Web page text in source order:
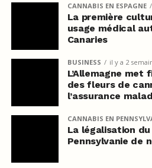
CANNABIS EN ESPAGNE
La première
usage médical
Canaries
BUSINESS il y a 2
L’Allemagne met
des fleurs de
l’assurance
CANNABIS EN
La légalisation
Pennsylvanie de